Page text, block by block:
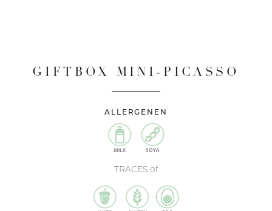
GIFTBOX MINI-PICASSO
ALLERGENEN
TRACES of